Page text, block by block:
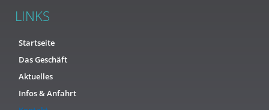
LINKS
Startseite
Das Geschäft
Aktuelles
Infos & Anfahrt